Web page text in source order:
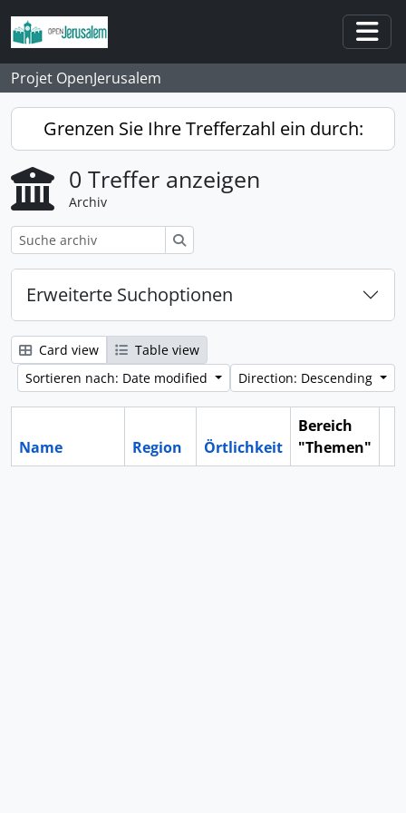
Skip to main content
Projet OpenJerusalem
Grenzen Sie Ihre Trefferzahl ein durch:
0 Treffer anzeigen
Archiv
Erweiterte Suchoptionen
Card view
Table view
Sortieren nach: Date modified
Direction: Descending
Name Region Örtlichkeit
Bereich
"Themen"